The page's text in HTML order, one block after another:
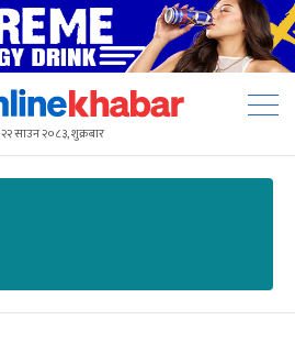
२२ साउन २०८३, शुक्रबार